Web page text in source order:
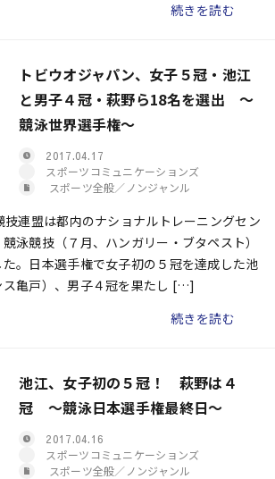
続きを読む
トビウオジャパン、女子５冠・池江
と男子４冠・萩野ら18名を選出 ～
競泳世界選手権～
2017.04.17
スポーツコミュニケーションズ
スポーツ全般／ノンジャンル
連盟は都内のナショナルトレーニングセン
泳競技（７月、ハンガリー・ブタペスト）
。日本選手権で女子初の５冠を達成した池
亀戸）、男子４冠を果たし […]
続きを読む
池江、女子初の５冠！ 萩野は４
冠 ～競泳日本選手権最終日～
2017.04.16
スポーツコミュニケーションズ
スポーツ全般／ノンジャンル